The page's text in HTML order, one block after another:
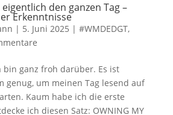
den ganzen Tag –
Erkenntnisse
| 5. Juni 2025 | #WMDEDGT,
bin ganz froh darüber. Es ist
genug, um meinen Tag lesend auf
Kaum habe ich die erste
ich diesen Satz: OWNING MY